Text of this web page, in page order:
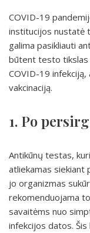
COVID-19
institucijos nustatė
galima pasikliauti
būtent testo tikslas
COVID-19
vakcinaciją.
1. Po
Antikūnų testas,
atliekamas siekiant
jo organizmas
rekomenduojama
savaitėms nuo
infekcijos datos.